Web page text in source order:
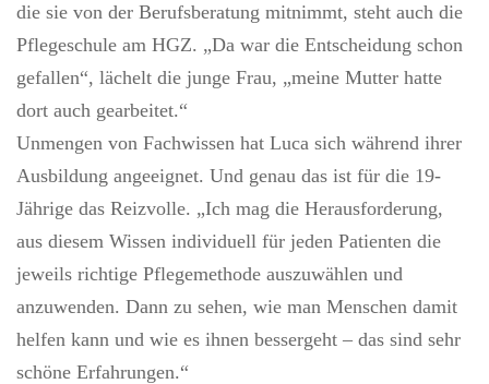
die sie von der Berufsberatung mitnimmt, steht auch die
Pflegeschule am HGZ. „Da war die Entscheidung schon
gefallen“, lächelt die junge Frau, „meine Mutter hatte
dort auch gearbeitet.“
Unmengen von Fachwissen hat Luca sich während ihrer
Ausbildung angeeignet. Und genau das ist für die 19-
Jährige das Reizvolle. „Ich mag die Herausforderung,
aus diesem Wissen individuell für jeden Patienten die
jeweils richtige Pflegemethode auszuwählen und
anzuwenden. Dann zu sehen, wie man Menschen damit
helfen kann und wie es ihnen bessergeht – das sind sehr
schöne Erfahrungen.“